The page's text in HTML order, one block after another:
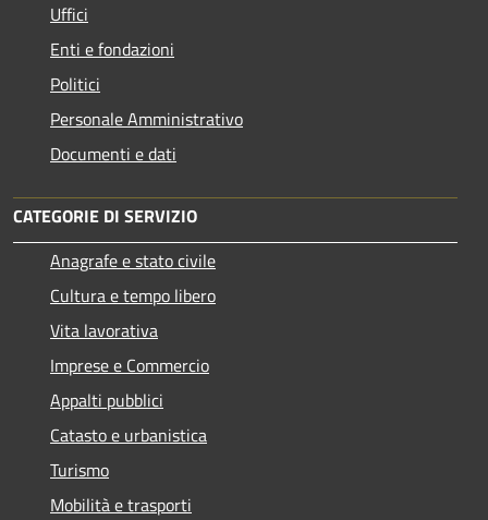
Uffici
Enti e fondazioni
Politici
Personale Amministrativo
Documenti e dati
CATEGORIE DI SERVIZIO
Anagrafe e stato civile
Cultura e tempo libero
Vita lavorativa
Imprese e Commercio
Appalti pubblici
Catasto e urbanistica
Turismo
Mobilità e trasporti